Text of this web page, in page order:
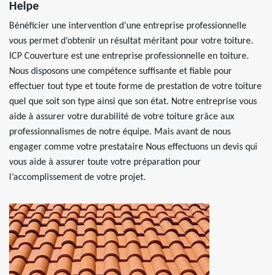
Helpe
Bénéficier une intervention d’une entreprise professionnelle
vous permet d’obtenir un résultat méritant pour votre toiture.
ICP Couverture est une entreprise professionnelle en toiture.
Nous disposons une compétence suffisante et fiable pour
effectuer tout type et toute forme de prestation de votre toiture
quel que soit son type ainsi que son état. Notre entreprise vous
aide à assurer votre durabilité de votre toiture grâce aux
professionnalismes de notre équipe. Mais avant de nous
engager comme votre prestataire Nous effectuons un devis qui
vous aide à assurer toute votre préparation pour
l’accomplissement de votre projet.